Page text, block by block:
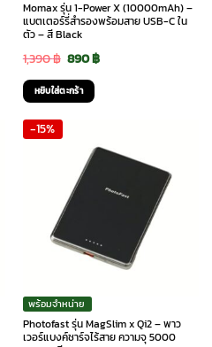
Momax รุ่น 1-Power X (10000mAh) –
แบตเตอร์รี่สำรองพร้อมสาย USB-C ใน
ตัว – สี Black
1,390฿ Original
price
was:
890฿Current
หยิบใส่ตะกร้า
-15%
พร้อมจำหน่าย
Photofast รุ่น MagSlim x Qi2 – พาว
เวอร์แบงค์ชาร์จไร้สาย ความจุ 5000